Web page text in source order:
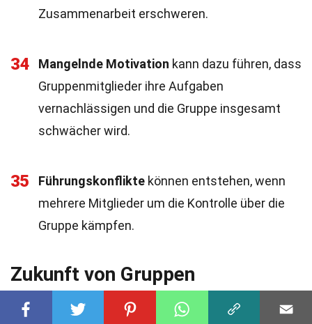
Zusammenarbeit erschweren.
34 Mangelnde Motivation kann dazu führen, dass
Gruppenmitglieder ihre Aufgaben
vernachlässigen und die Gruppe insgesamt
schwächer wird.
35 Führungskonflikte können entstehen, wenn
mehrere Mitglieder um die Kontrolle über die
Gruppe kämpfen.
Zukunft von Gruppen
Die Zukunft von Gruppen wird von